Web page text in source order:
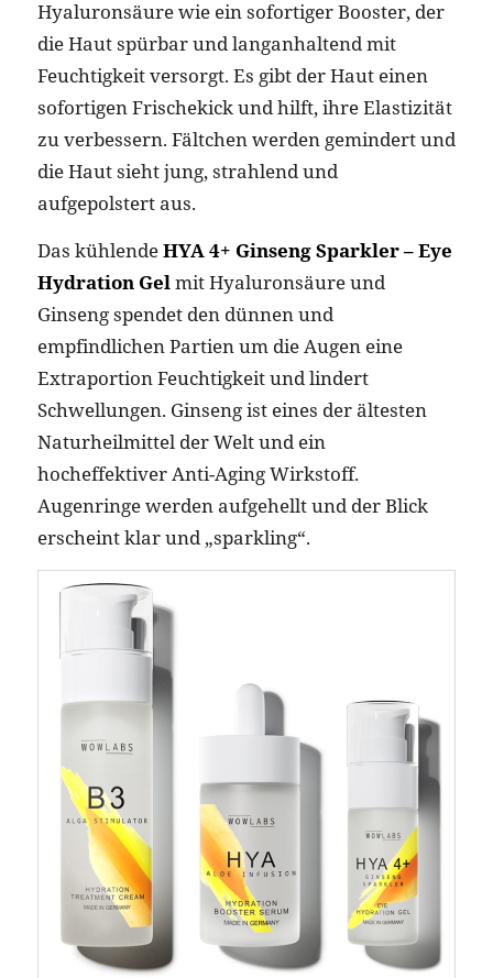
Hyaluronsäure wie ein sofortiger Booster, der
die Haut spürbar und langanhaltend mit
Feuchtigkeit versorgt. Es gibt der Haut einen
sofortigen Frischekick und hilft, ihre Elastizität
zu verbessern. Fältchen werden gemindert und
die Haut sieht jung, strahlend und
aufgepolstert aus.
Das kühlendeHYA 4+ Ginseng Sparkler – Eye
Hydration Gelmit Hyaluronsäure und
Ginseng spendet den dünnen und
empfindlichen Partien um die Augen eine
Extraportion Feuchtigkeit und lindert
Schwellungen. Ginseng ist eines der ältesten
Naturheilmittel der Welt und ein
hocheffektiver Anti-Aging Wirkstoff.
Augenringe werden aufgehellt und der Blick
erscheint klar und „sparkling“.